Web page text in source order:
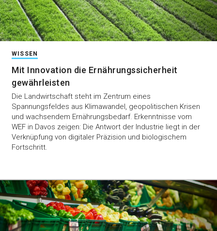
WISSEN
Mit Innovation die Ernährungssicherheit
gewährleisten
Die Landwirtschaft steht im Zentrum eines
Spannungsfeldes aus Klimawandel, geopolitischen Krisen
und wachsendem Ernährungsbedarf. Erkenntnisse vom
WEF in Davos zeigen: Die Antwort der Industrie liegt in der
Verknüpfung von digitaler Präzision und biologischem
Fortschritt.